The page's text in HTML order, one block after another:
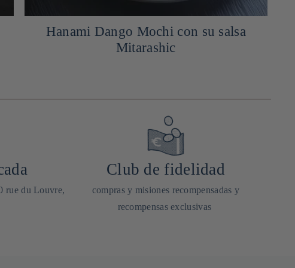
Hanami Dango Mochi con su salsa
Mitarashic
rue du Louvre,
Club de fidelidad
compras y misiones recompensadas y
recompensas exclusivas